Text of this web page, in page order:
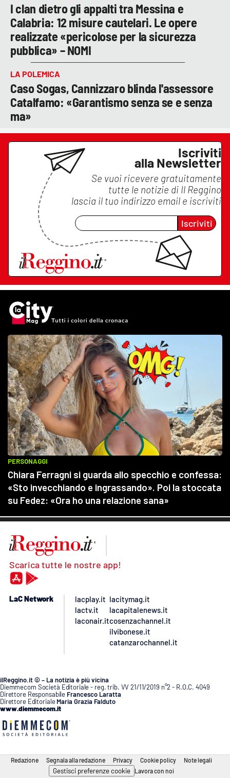
I clan dietro gli appalti tra Messina e
Calabria: 12 misure cautelari. Le opere
realizzate «pericolose per la sicurezza
pubblica» – NOMI
LA POLEMICA
Caso Sogas, Cannizzaro blinda l'assessore
Catalfamo: «Garantismo senza se e senza
ma»
Iscriviti
alla Newsletter
Se vuoi ricevere gratuitamente
tutte le notizie di Il Reggino
lascia il tuo indirizzo email e iscriviti
Iscriviti
Scarica tutte le nostre app!
LaC Network
lacplay.it
lactv.it
laconair.it
lacitymag.it
lacapitalenews.it
cosenzachannel.it
ilvibonese.it
catanzarochannel.it
ilReggino.it © – La notizia è più vicina
Diemmecom Società Editoriale - reg. trib. VV 21/11/2019 n°2 - R.O.C. 4049
Direttore Responsabile Francesco Laratta
Direttore Editoriale Maria Grazia Falduto
www.diemmecom.it
Redazione Segnala alla redazione Privacy Cookie policy Note legali
Gestisci preferenze cookie Lavora con noi